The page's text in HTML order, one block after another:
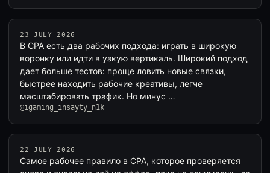
23 JULY 2026
В CPA есть два рабочих подхода: играть в широкую
воронку или идти в узкую вертикаль. Широкий подход
дает больше тестов: проще ловить новые связки,
быстрее находить рабочие креативы, легче
масштабировать трафик. Но минус …
@igaming_insayty_n1k
22 JULY 2026
Самое рабочее правило в CPA, которое проверяется